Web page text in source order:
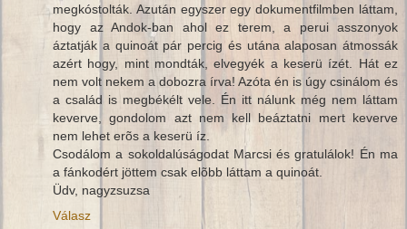
megkóstolták. Azután egyszer egy dokumentfilmben láttam,
hogy az Andok-ban ahol ez terem, a perui asszonyok
áztatják a quinoát pár percig és utána alaposan átmossák
azért hogy, mint mondták, elvegyék a keserü ízét. Hát ez
nem volt nekem a dobozra írva! Azóta én is úgy csinálom és
a család is megbékélt vele. Én itt nálunk még nem láttam
keverve, gondolom azt nem kell beáztatni mert keverve
nem lehet erõs a keserü íz.
Csodálom a sokoldalúságodat Marcsi és gratulálok! Én ma
a fánkodért jöttem csak elõbb láttam a quinoát.
Üdv, nagyzsuzsa
Válasz